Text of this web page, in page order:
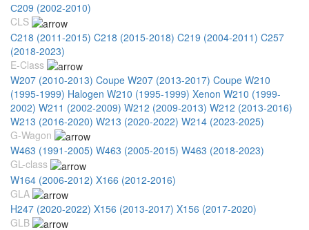
С209 (2002-2010)
CLS
C218 (2011-2015) C218 (2015-2018) C219 (2004-2011) C257
(2018-2023)
E-Class
W207 (2010-2013) Coupe W207 (2013-2017) Coupe W210
(1995-1999) Halogen W210 (1995-1999) Xenon W210 (1999-
2002) W211 (2002-2009) W212 (2009-2013) W212 (2013-2016)
W213 (2016-2020) W213 (2020-2022) W214 (2023-2025)
G-Wagon
W463 (1991-2005) W463 (2005-2015) W463 (2018-2023)
GL-class
W164 (2006-2012) X166 (2012-2016)
GLA
H247 (2020-2022) X156 (2013-2017) X156 (2017-2020)
GLB